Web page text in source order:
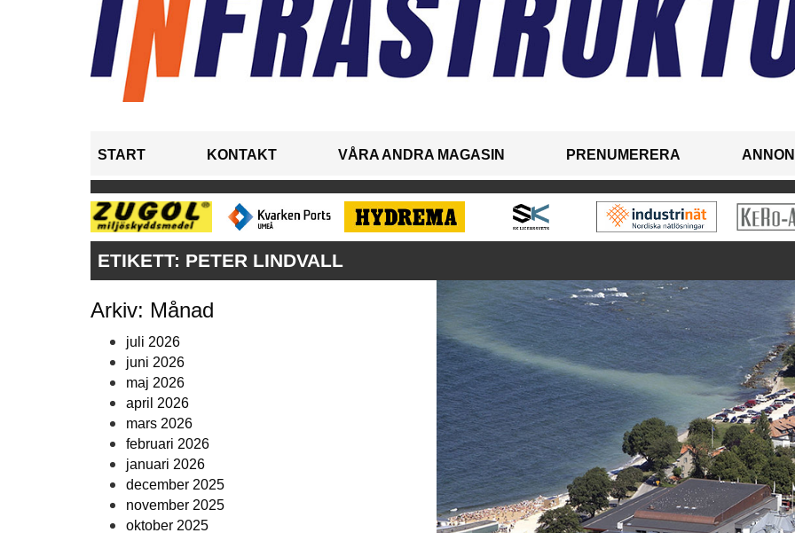
START KONTAKT VÅRA ANDRA MAGASIN PRENUMERERA
ETIKETT: PETER LINDVALL
Arkiv: Månad
juli 2026
juni 2026
maj 2026
april 2026
mars 2026
februari 2026
januari 2026
december 2025
november 2025
oktober 2025